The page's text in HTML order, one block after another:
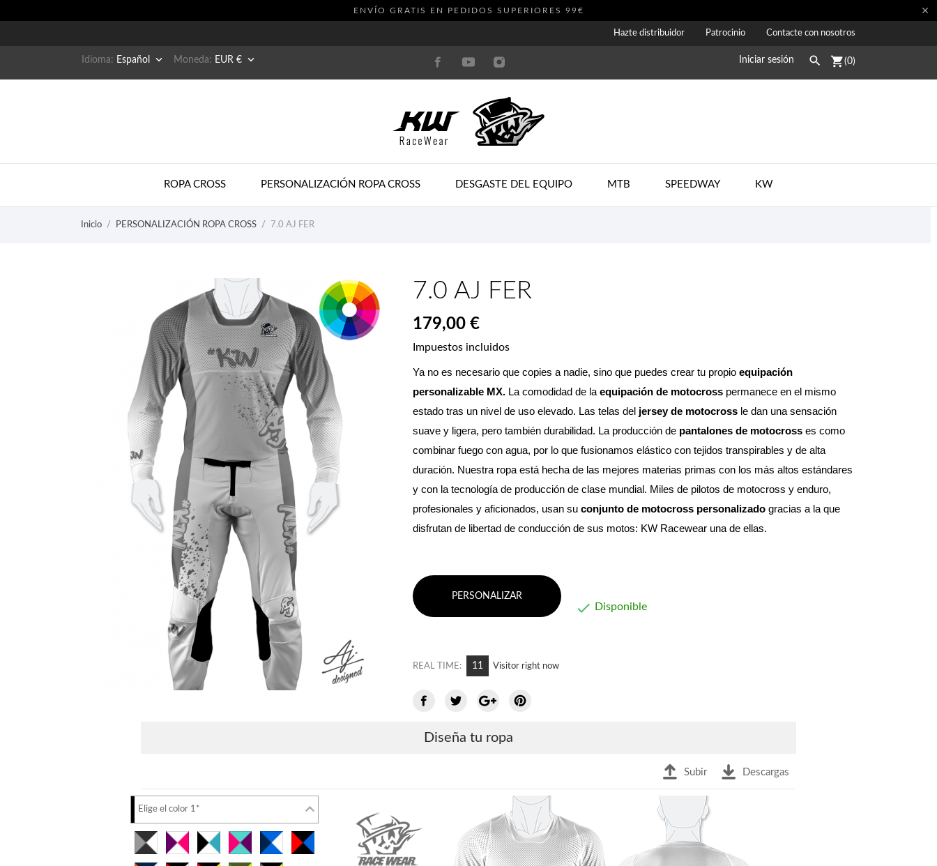
ENVÍO GRATIS EN PEDIDOS SUPERIORES 99€ 
Hazte distribuidor Patrocinio Contacte con nosotros
Idioma: Español  Moneda: EUR €  Iniciar sesión  shopping_cart(0)
ROPA CROSS PERSONALIZACIÓN ROPA CROSS DESGASTE DEL EQUIPO MTB SPEEDWAY KW
Inicio PERSONALIZACIÓN ROPA CROSS 7.0 AJ FER
7.0 AJ FER
179,00 €
Impuestos incluidos
Ya no es necesario que copies a nadie, sino que puedes crear tu propio equipación
personalizable MX. La comodidad de la equipación de motocross permanece en el mismo
estado tras un nivel de uso elevado. Las telas del jersey de motocross le dan una sensación
suave y ligera, pero también durabilidad. La producción de pantalones de motocross es como
combinar fuego con agua, por lo que fusionamos elástico con tejidos transpirables y de alta
duración. Nuestra ropa está hecha de las mejores materias primas con los más altos estándares
y con la tecnología de producción de clase mundial. Miles de pilotos de motocross y enduro,
profesionales y aficionados, usan su conjunto de motocross personalizado gracias a la que
disfrutan de libertad de conducción de sus motos: KW Racewear una de ellas.
PERSONALIZAR
 Disponible
REAL TIME: 7 Visitor right now
Diseña tu ropa
Subir Descargas
Elige el color 1*